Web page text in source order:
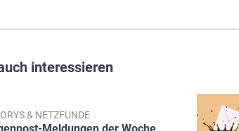
interessieren
& NETZFUNDE